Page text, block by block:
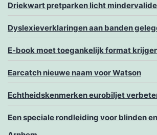
Driekwart pretparken licht
Dyslexieverklaringen aan banden
E-book moet toegankelijk format
Earcatch nieuwe naam voor Watson
Echtheidskenmerken eurobiljet
Een speciale rondleiding voor blinden